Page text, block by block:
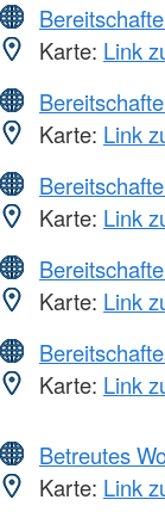
Karte: Link
Karte: Link
Karte: Link
Karte: Link
Karte: Link
Betreutes
Karte: Link